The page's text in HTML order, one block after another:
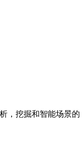
，挖掘和智能场景的